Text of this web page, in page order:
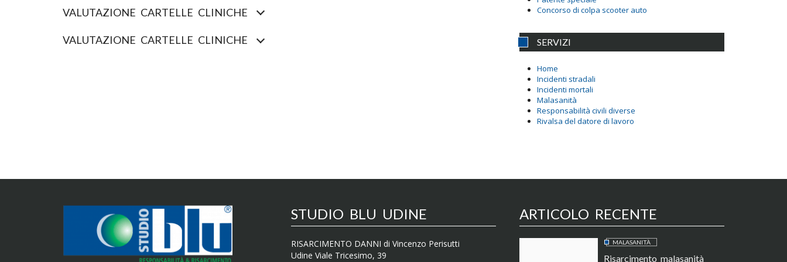
VALUTAZIONE CARTELLE CLINICHE
VALUTAZIONE CARTELLE CLINICHE
Concorso di colpa scooter auto
SERVIZI
Home
Incidenti stradali
Incidenti mortali
Malasanità
Responsabilità civili diverse
Rivalsa del datore di lavoro
STUDIO BLU UDINE
RISARCIMENTO DANNI di Vincenzo Perisutti
Udine Viale Tricesimo, 39
ARTICOLO RECENTE
MALASANITÀ
Risarcimento malasanità